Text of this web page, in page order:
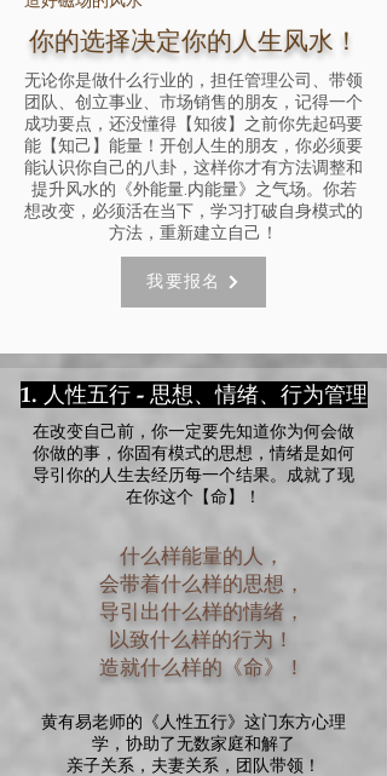
你的选择决定你的人生风水！
无论你是做什么行业的，担任管理公司、带领
团队、创立事业、市场销售的朋友，记得一个
成功要点，还没懂得【知彼】之前你先起码要
能【知己】能量！开创人生的朋友，你必须要
能认识你自己的八卦，这样你才有方法调整和
提升风水的《外能量.内能量》之气场。​你若
想改变，必须活在当下，学习打破自身模式的
方法，重新建立自己！
我要报名
1. 人性五行 - 思想、情绪、行为管理
在改变自己前，你一定要先知道你为何会做
你做的事，你固有模式的思想，情绪是如何
导引你的人生去经历每一个结果。成就了现
在你这个【命】！
什么样能量的人，
会带着什么样的思想，
导引出什么样的情绪，
以致什么样的行为！
造就什么样的《命》！
黄有易老师的《人性五行》这门东方心理
学，协助了无数家庭和解了
亲子关系， 夫妻关系，团队带领！